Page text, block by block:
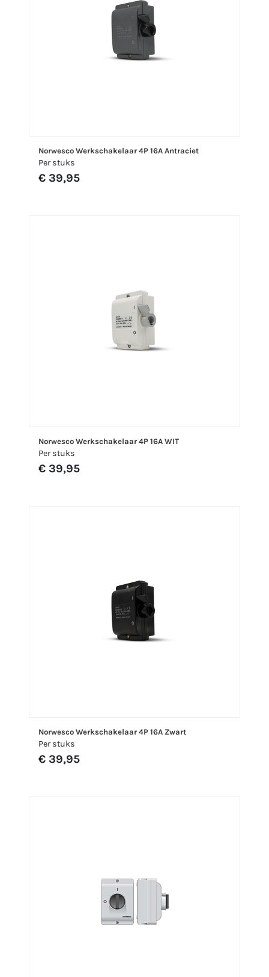
Norwesco Werkschakelaar 4P 16A Antraciet
Per stuks
€ 39,95
Norwesco Werkschakelaar 4P 16A WIT
Per stuks
€ 39,95
Norwesco Werkschakelaar 4P 16A Zwart
Per stuks
€ 39,95